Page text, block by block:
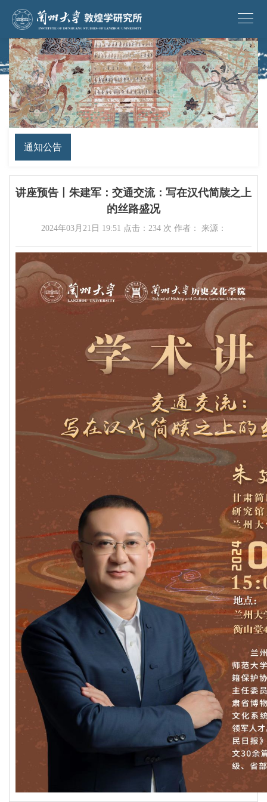
通知公告
讲座预告丨朱建军：交通交流：写在汉代简牍之上
的丝路盛况
2024年03月21日 19:51 点击： 234次 作者： 来源：